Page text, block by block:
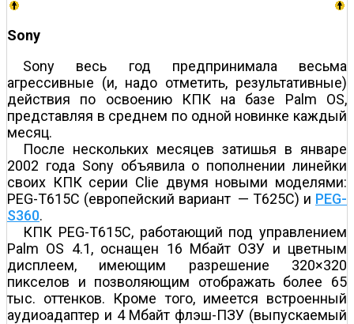
Sony
Sony весь год предпринимала весьма
агрессивные (и, надо отметить, результативные)
действия по освоению КПК на базе Palm OS,
представляя в среднем по одной новинке каждый
месяц.
После нескольких месяцев затишья в январе
2002 года Sony объявила о пополнении линейки
своих КПК серии Clie двумя новыми моделями:
PEG-T615C (европейский вариант — T625C) и PEG-
S360.
КПК PEG-T615C, работающий под управлением
Palm OS 4.1, оснащен 16 Мбайт ОЗУ и цветным
дисплеем, имеющим разрешение 320×320
пикселов и позволяющим отображать более 65
тыс. оттенков. Кроме того, имеется встроенный
аудиоадаптер и 4 Мбайт флэш-ПЗУ (выпускаемый